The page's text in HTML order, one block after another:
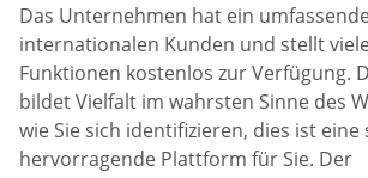
Das Unternehmen hat ein
internationalen Kunden und stellt
Funktionen kostenlos zur Verfügung.
bildet Vielfalt im wahrsten Sinne des
wie Sie sich identifizieren, dies ist eine
hervorragende Plattform für Sie. Der